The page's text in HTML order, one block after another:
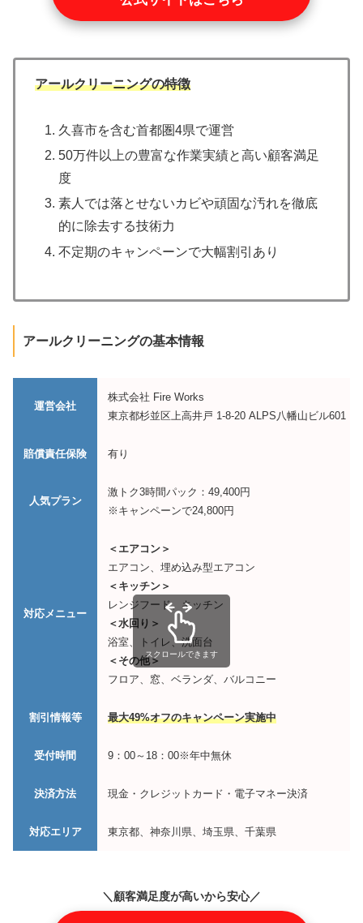
アールクリーニングの特徴
久喜市を含む首都圏4県で運営
50万件以上の豊富な作業実績と高い顧客満足
度
素人では落とせないカビや頑固な汚れを徹底
的に除去する技術力
不定期のキャンペーンで大幅割引あり
アールクリーニングの基本情報
運営会社
株式会社 Fire Works
東京都杉並区上高井戸 1-8-20 ALPS八幡山ビル601
賠償責任保険 有り
人気プラン
激トク3時間パック：49,400円
※キャンペーンで24,800円
対応メニュー
＜エアコン＞
エアコン、埋め込み型エアコン
＜キッチン＞
レンジフード、キッチン
＜水回り＞
浴室、トイレ、洗面台
＜その他＞
フロア、窓、ベランダ、バルコニー
割引情報等 最大49%オフのキャンペーン実施中
受付時間 9：00～18：00※年中無休
決済方法 現金・クレジットカード・電子マネー決済
対応エリア 東京都、神奈川県、埼玉県、千葉県
スクロールできます
＼顧客満足度が高いから安心／